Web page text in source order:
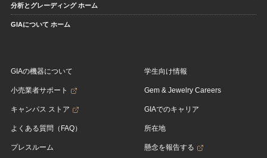
分析とグレーディング ホーム
GIAについて ホーム
GIAの機器について
小売業者サポート
キャンパス ストア
よくある質問（FAQ）
プレスルーム
学生向け情報
Gem & Jewelry Careers
GIAでのキャリア
所在地
懸念を報告する